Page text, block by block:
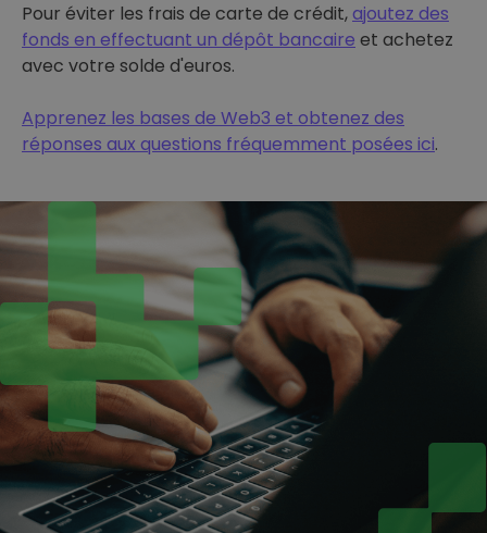
Pour éviter les frais de carte de crédit,ajoutez des
fonds en effectuant un dépôt bancaire et achetez
avec votre solde d'euros.
Apprenez les bases de Web3 et obtenez des
réponses aux questions fréquemment posées ici.